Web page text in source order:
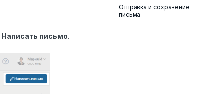
Написать письмо.
Отправка и сохранение
письма